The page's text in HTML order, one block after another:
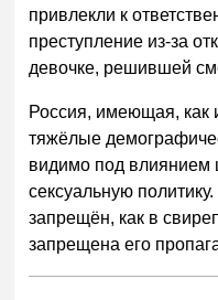
привлекли к
преступление из-за
девочке, решившей
Россия, имеющая, как
тяжёлые
видимо под влиянием
сексуальную
запрещён, как в
запрещена его